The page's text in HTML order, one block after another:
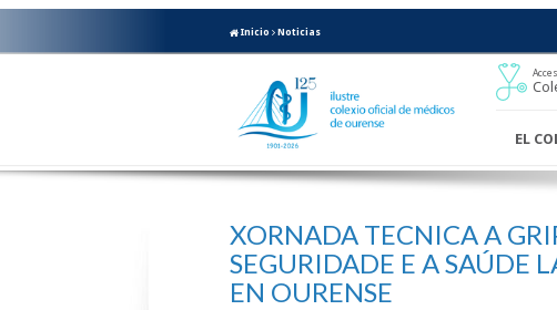
Inicio Noticias
EL
XORNADA TECNICA A
SEGURIDADE E A SAÚDE
EN OURENSE